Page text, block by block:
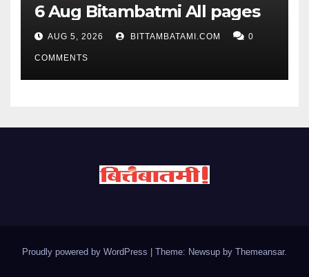
6 Aug Bitambatmi All pages
AUG 5, 2026 BITTAMBATAMI.COM 0
COMMENTS
Proudly powered by WordPress Theme: Newsup by Themeansar.